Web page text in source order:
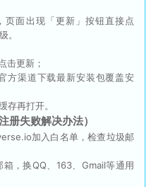
面出现「更新」按钮直接点
。
击更新；
方渠道下载最新安装包覆盖安
存再打开。
失败解决办法）
加入白名单，检查垃圾邮
，换QQ、163、Gmail等通用